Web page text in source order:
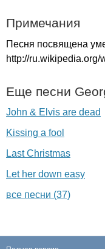
Примечания
Песня посвящена
http://ru.wikipedia.org/
Еще песни
John & Elvis are dead
Kissing a fool
Last Christmas
Let her down easy
все песни (37)